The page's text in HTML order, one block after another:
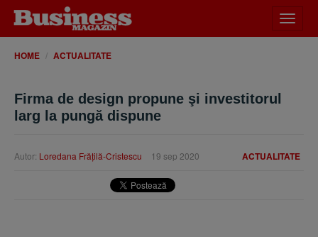
meniu
HOME ACTUALITATE
Firma de design propune şi investitorul
larg la pungă dispune
ACTUALITATE
Autor: Loredana Frăţilă-Cristescu 19 sep 2020